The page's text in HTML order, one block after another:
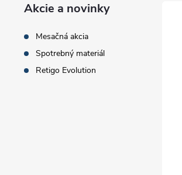
Akcie a novinky
Mesačná akcia
Spotrebný materiál
Retigo Evolution